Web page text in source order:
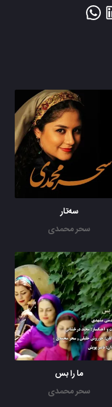
سه‌تار
سحر محمدی
ما را بس
سحر محمدی